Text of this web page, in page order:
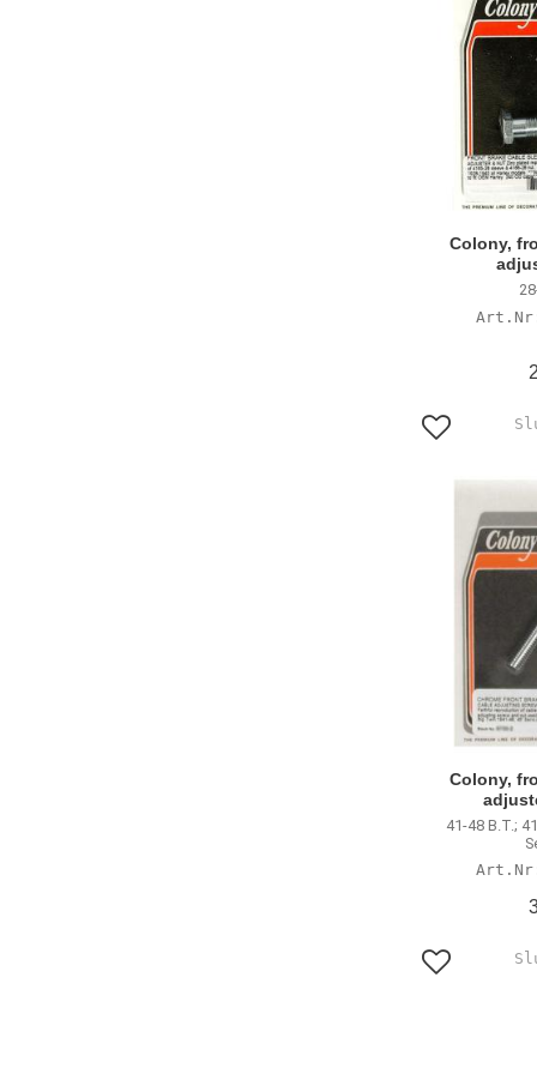
Colony,
Lägg till i
Colony,
41-48 B.T.;
Lägg till i